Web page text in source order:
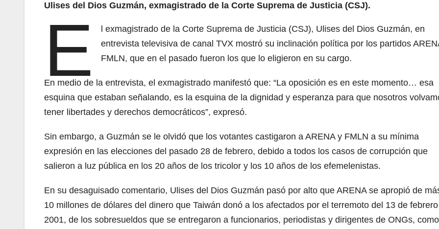
Ulises del Dios Guzmán, exmagistrado de la Corte Suprema de Justicia (CSJ).
E
l exmagistrado de la Corte Suprema de Justicia (CSJ), Ulises del Dios Guzmán, en
entrevista televisiva de canal TVX mostró su inclinación política por los partidos
FMLN, que en el pasado fueron los que lo eligieron en su cargo.
En medio de la entrevista, el exmagistrado manifestó que: “La oposición es en este momento… esa
esquina que estaban señalando, es la esquina de la dignidad y esperanza para que nosotros
tener libertades y derechos democráticos”, expresó.
Sin embargo, a Guzmán se le olvidó que los votantes castigaron a ARENA y FMLN a su mínima
expresión en las elecciones del pasado 28 de febrero, debido a todos los casos de corrupción que
salieron a luz pública en los 20 años de los tricolor y los 10 años de los efemelenistas.
En su desaguisado comentario, Ulises del Dios Guzmán pasó por alto que ARENA se apropió de
10 millones de dólares del dinero que Taiwán donó a los afectados por el terremoto del 13 de
2001, de los sobresueldos que se entregaron a funcionarios, periodistas y dirigentes de ONGs, como